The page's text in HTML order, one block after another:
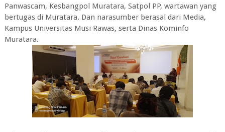
Panwascam, Kesbangpol Muratara, Satpol PP, wartawan yang
bertugas di Muratara. Dan narasumber berasal dari Media,
Kampus Universitas Musi Rawas, serta Dinas Kominfo
Muratara.